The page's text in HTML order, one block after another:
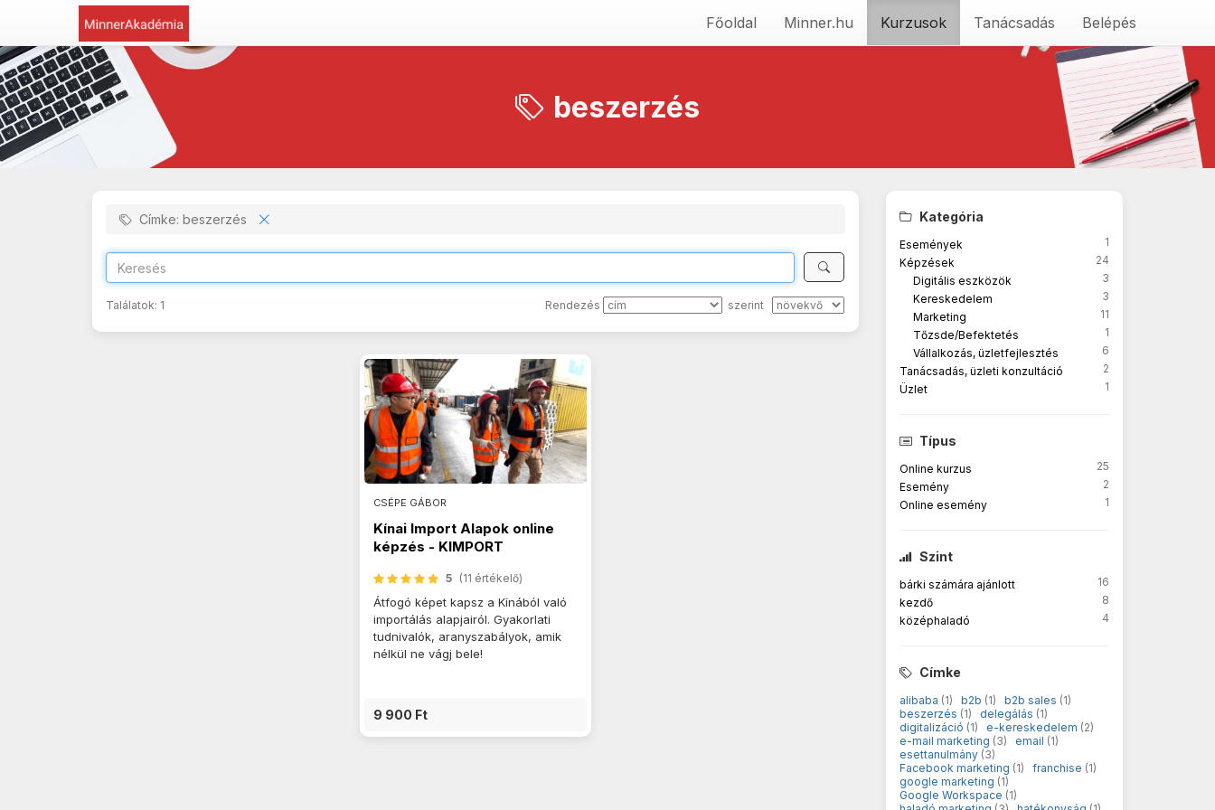
Főoldal Minner.hu Kurzusok Tanácsadás Belépés
beszerzés
Kategória
Események
1
Képzések
24
Digitális eszközök
3
Kereskedelem
3
Marketing
11
Tőzsde/Befektetés
1
Vállalkozás, üzletfejlesztés
6
Tanácsadás, üzleti konzultáció
2
Üzlet
1
Típus
Online kurzus
25
Esemény
2
Online esemény
1
Szint
bárki számára ajánlott
16
kezdő
8
középhaladó
4
Címke
alibaba (1) b2b (1) b2b sales (1)
beszerzés (1) delegálás (1)
digitalizáció (1) e-kereskedelem (2)
e-mail marketing (3) email (1)
esettanulmány (3)
Facebook marketing (1) franchise (1)
google marketing (1)
Google Workspace (1)
Címke: beszerzés
Találatok: 1 Rendezés szerint
CSÉPE GÁBOR
Kínai Import Alapok online
képzés - KIMPORT
5 (11 értékelő)
Átfogó képet kapsz a Kínából való
importálás alapjairól. Gyakorlati
tudnivalók, aranyszabályok, amik
nélkül ne vágj bele!
9 900 Ft